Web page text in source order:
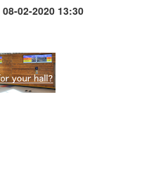
08-02-2020 13:30